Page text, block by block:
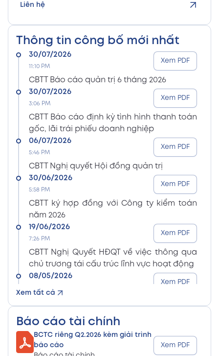
Liên hệ
Thông tin công bố mới nhất
Xem tất cả
30/07/2026
11:10 PM
CBTT Báo cáo quản trị 6 tháng 2026
Xem PDF
30/07/2026
3:06 PM
CBTT Báo cáo định kỳ tình hình thanh toán
gốc, lãi trái phiếu doanh nghiệp
Xem PDF
06/07/2026
5:46 PM
CBTT Nghị quyết Hội đồng quản trị
Xem PDF
30/06/2026
5:58 PM
CBTT ký hợp đồng với Công ty kiểm toán
năm 2026
Xem PDF
19/06/2026
7:26 PM
CBTT Nghị Quyết HĐQT về việc thông qua
chủ trương tái cấu trúc lĩnh vực hoạt động
Xem PDF
08/05/2026
8:15 PM
Xem PDF
8:15 PM
CBTT Điều lệ Công ty sửa đổi bổ sung (Vn)
08/05/2026
Báo cáo tài chính
BCTC riêng Q2.2026 kèm giải trình
báo cáo
Xem PDF